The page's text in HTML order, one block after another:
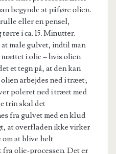
begynde at påføre olien.
eller en pensel,
i ca. 15. Minutter.
male gulvet, indtil man
i olie – hvis olien
et tegn på, at den kan
arbejdes ned i træet;
poleret ned i træet med
trin skal det
fra gulvet med en klud
at overfladen ikke virker
om at blive helt
olie-processen. Det er